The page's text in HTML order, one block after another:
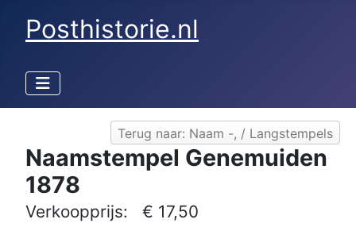
Posthistorie.nl
Terug naar: Naam -, / Langstempels
Naamstempel Genemuiden
1878
Verkoopprijs: € 17,50